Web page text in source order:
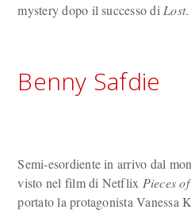
mystery dopo il successo di Lost.
Benny Safdie
Semi-esordiente in arrivo dal
visto nel film di Netflix Pieces
portato la protagonista Vanessa